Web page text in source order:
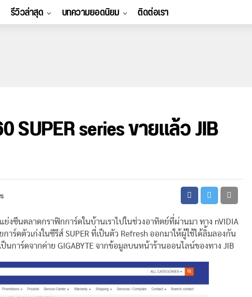
รีวิวล่าสุด บทความยอดนิยม ติดต่อเรา
SUPER series ขายแล้ว JIB
ย่งซีนตลาดกราฟิกการ์ดในบ้านเราไปในช่วงอาทิตย์ที่ผ่านมา ทาง nVIDIA
ร์ดตัวเก่งในซีรีส์ SUPER ที่เป็นตัว Refresh ออกมาให้ผู้ใช้ได้ลิ้มลองกัน
ป็นการ์ดจากค่าย GIGABYTE จากข้อมูลบนหน้าร้านออนไลน์ของทาง JIB